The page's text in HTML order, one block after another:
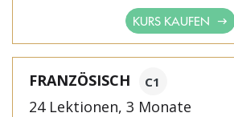
KURS KAUFEN
FRANZÖSISCH C1
24 Lektionen, 3 Monate